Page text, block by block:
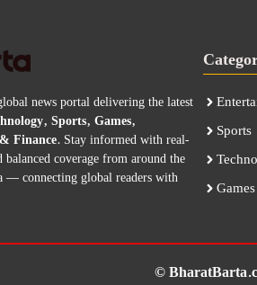
news portal delivering the latest
Sports, Games,
Finance. Stay informed with real-
coverage from around the
— connecting global readers with
Sports
Games
©